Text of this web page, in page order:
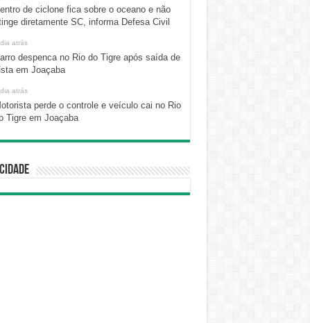
de ciclone fica sobre o oceano e não
diretamente SC, informa Defesa Civil
atrás
despenca no Rio do Tigre após saída de
em Joaçaba
atrás
perde o controle e veículo cai no Rio
Tigre em Joaçaba